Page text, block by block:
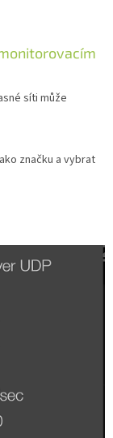
síti může
značku a vybrat